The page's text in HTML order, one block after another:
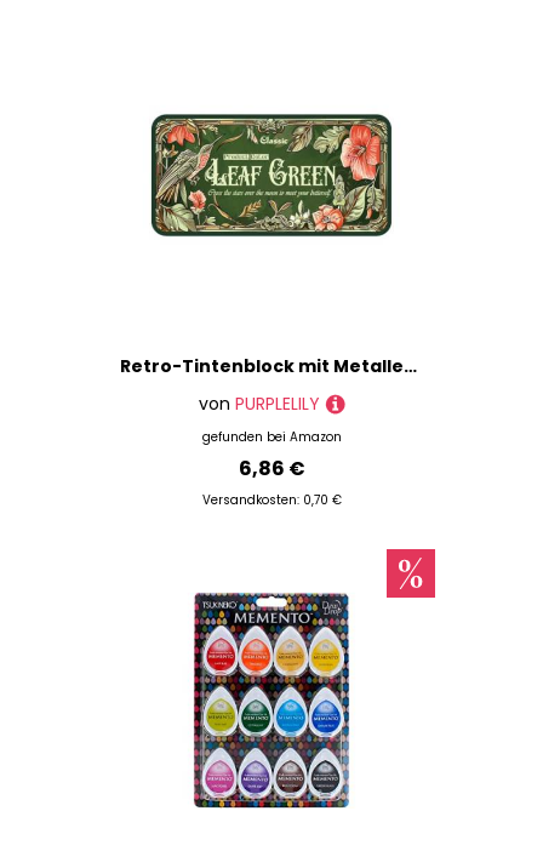
Retro-Tintenblock mit Metalletui, Mittelalter-Serie, Papier-Stempelkissen, schnelltrocknend, Handtinten, Schulbedarf, Retro mit Metalletui, Mittelalter-Serie, Papier-Stempelkissen für die Schule
von PURPLELILY
gefunden bei Amazon
6,86 €
Versandkosten: 0,70 €